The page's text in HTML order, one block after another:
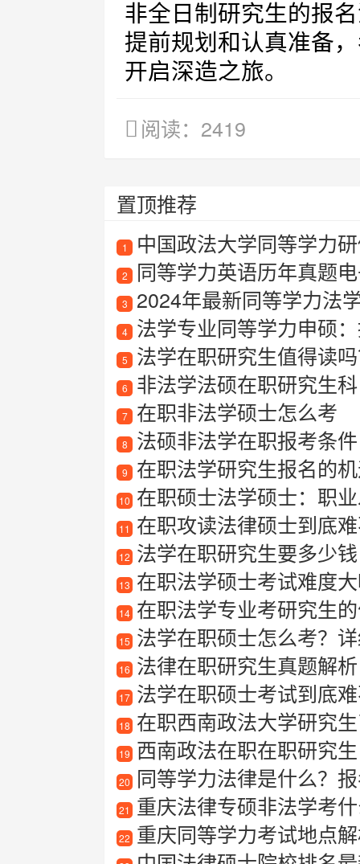
非全日制研究生的报
提前规划和认真准备
开启深造之旅。
阅读：2419
置顶推荐
1 中国政法大学同等学力
2 同等学力英语历年真题
3 2024年最新同等学力法学
4 法学专业同等学力申硕：
5 法学在职研究生值得读
6 非法学法硕在职研究生
7 在职非法学硕士怎么考
8 法硕非法学在职报考条件
9 在职法学研究生报名的
10 在职硕士法学硕士：职
11 在职攻读法律硕士到底
12 法学在职研究生要多少钱
13 在职法学硕士考试难度大吗
14 在职法学专业考研究生
15 法学在职硕士怎么考？
16 法律在职研究生真题解
17 法学在职硕士考试到底
18 在职西南政法大学研究
19 西南政法在职在职研究生
20 同等学力法律是什么？报
21 重庆法律专硕非法学考
22 重庆同等学力考试地点